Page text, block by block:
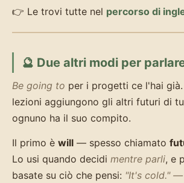
👉 Le trovi tutte nel percorso di
🔮 Due altri modi per
Be going to per i progetti ce l'hai
lezioni aggiungono gli altri futuri di
ognuno ha il suo compito.
Il primo è will — spesso chiamato
Lo usi quando decidi mentre parli, e
basate su ciò che pensi: "It's cold."